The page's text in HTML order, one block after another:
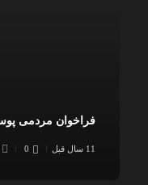
فراخوان مردمی
11 سال قبل 0